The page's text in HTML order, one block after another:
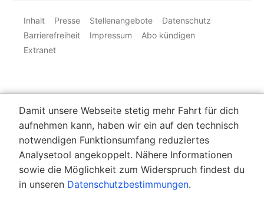
Inhalt Presse Stellenangebote
Datenschutz
Barrierefreiheit
Impressum
Abo kündigen
Extranet
Damit unsere Webseite stetig mehr Fahrt für dich
aufnehmen kann, haben wir ein auf den technisch
notwendigen Funktionsumfang reduziertes
Analysetool angekoppelt. Nähere Informationen
sowie die Möglichkeit zum Widerspruch findest du
in unseren Datenschutzbestimmungen.